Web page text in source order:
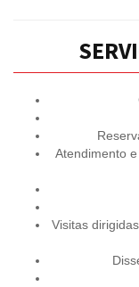
Atendimento
Visitas